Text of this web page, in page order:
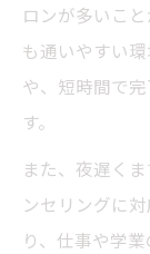
ロンが多いこ
も通いやすい
や、短時間で
す。
また、夜遅く
ンセリングに
り、仕事や学